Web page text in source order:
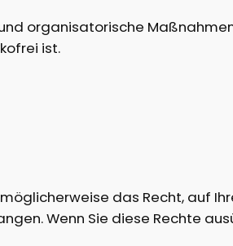
organisatorische
ist.
das Recht, auf
Wenn Sie diese Rechte